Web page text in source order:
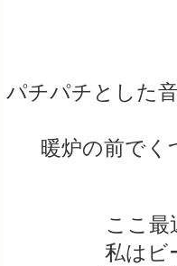
パチパチとした
暖炉の前でく
ここ最
私はビ